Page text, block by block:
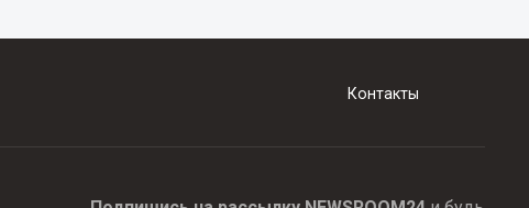
Контакты